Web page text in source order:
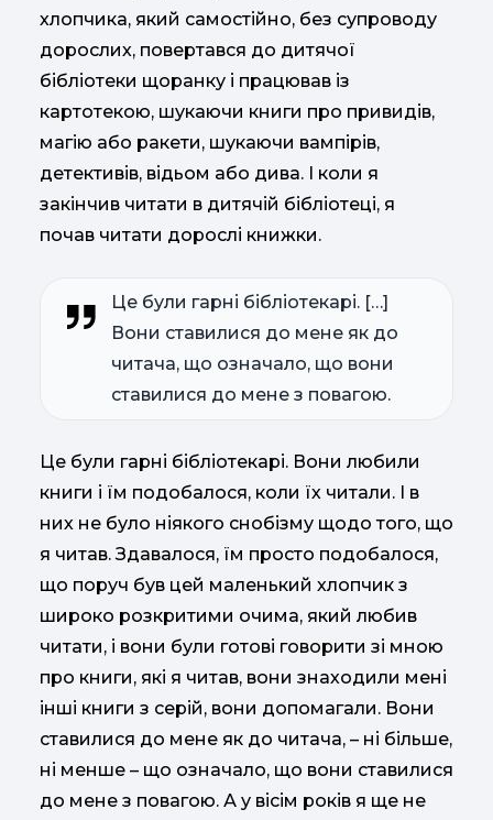
хлопчика, який самостійно, без супроводу
дорослих, повертався до дитячої
бібліотеки щоранку і працював із
картотекою, шукаючи книги про привидів,
магію або ракети, шукаючи вампірів,
детективів, відьом або дива. І коли я
закінчив читати в дитячій бібліотеці, я
почав читати дорослі книжки.
Це були гарні бібліотекарі. […]
Вони ставилися до мене як до
читача, що означало, що вони
ставилися до мене з повагою.
Це були гарні бібліотекарі. Вони любили
книги і їм подобалося, коли їх читали. І в
них не було ніякого снобізму щодо того, що
я читав. Здавалося, їм просто подобалося,
що поруч був цей маленький хлопчик з
широко розкритими очима, який любив
читати, і вони були готові говорити зі мною
про книги, які я читав, вони знаходили мені
інші книги з серій, вони допомагали. Вони
ставилися до мене як до читача, – ні більше,
ні менше – що означало, що вони ставилися
до мене з повагою. А у вісім років я ще не